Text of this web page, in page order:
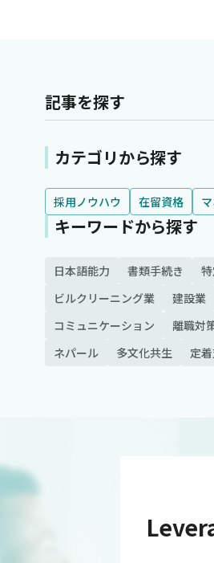
記事を探す
カテゴリから探す
採用ノウハウ 在留資格
キーワードから探す
日本語能力 書類手続き
ビルクリーニング業
建設業
コミュニケーション
離職対
ネパール
多文化共生 定